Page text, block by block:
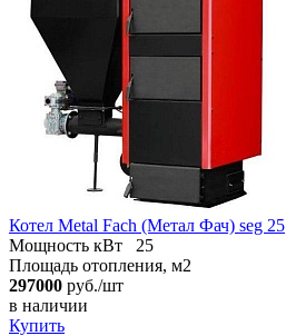
Котел Metal Fach (Метал Фач) seg 25
Мощность кВт
25
Площадь отопления, м2
297000 руб./шт
в наличии
Купить